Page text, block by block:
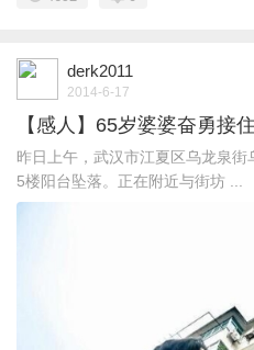
derk2011
2014-6-17
【感人】65岁婆婆奋勇接
昨日上午，武汉市江夏区乌龙泉
5楼阳台坠落。正在附近与街坊 ...